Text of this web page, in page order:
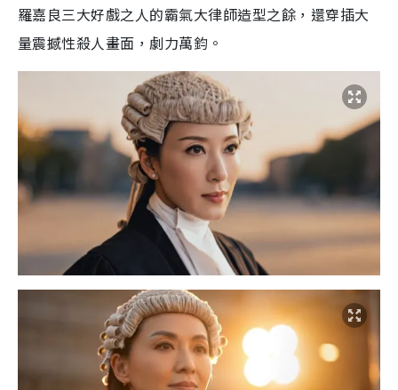
羅嘉良三大好戲之人的霸氣大律師造型之餘，還穿插大
量震撼性殺人畫面，劇力萬鈞。